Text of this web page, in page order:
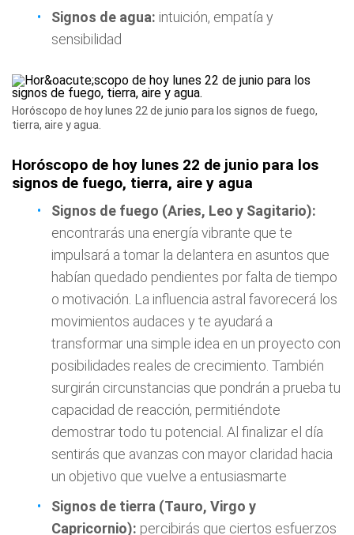
Signos de agua: intuición, empatía y
sensibilidad
Horóscopo de hoy lunes 22 de junio para los signos de fuego,
tierra, aire y agua.
Horóscopo de hoy lunes 22 de junio para los
signos de fuego, tierra, aire y agua
Signos de fuego (Aries, Leo y Sagitario):
encontrarás una energía vibrante que te
impulsará a tomar la delantera en asuntos que
habían quedado pendientes por falta de tiempo
o motivación. La influencia astral favorecerá los
movimientos audaces y te ayudará a
transformar una simple idea en un proyecto con
posibilidades reales de crecimiento. También
surgirán circunstancias que pondrán a prueba tu
capacidad de reacción, permitiéndote
demostrar todo tu potencial. Al finalizar el día
sentirás que avanzas con mayor claridad hacia
un objetivo que vuelve a entusiasmarte
Signos de tierra (Tauro, Virgo y
Capricornio): percibirás que ciertos esfuerzos